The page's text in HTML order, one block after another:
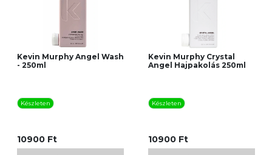
Kevin Murphy Angel Wash
- 250ml
Készleten
10900 Ft
Kevin Murphy Crystal
Angel Hajpakolás 250ml
Készleten
10900 Ft